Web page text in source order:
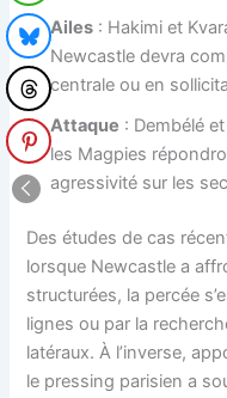
Ailes : Hakimi et
Newcastle devra
centrale ou en
Attaque : Dembélé
les Magpies
agressivité sur les
Des études de cas
lorsque Newcastle a
structurées, la percée
lignes ou par la
latéraux. À l’inverse,
le pressing parisien a